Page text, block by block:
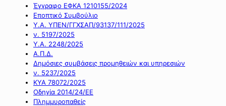
Έγγραφο ΕΦΚΑ 1210155/2024
Εποπτικό Συμβούλιο
Υ.Α. ΥΠΕΝ/ΓΓΧΣΑΠ/93137/111/2025
ν. 5197/2025
Υ.Α. 2248/2025
Α.Π.Δ.
Δημόσιες συμβάσεις προμηθειών και υπηρεσιών
ν. 5237/2025
ΚΥΑ 78072/2025
Οδηγία 2014/24/ΕΕ
Πλημμυροπαθείς